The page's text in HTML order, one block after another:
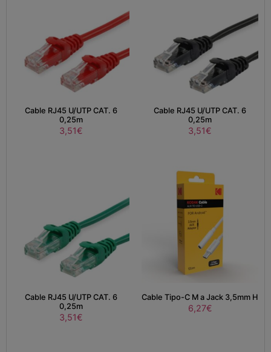
Cable RJ45 U/UTP CAT. 6
0,25m
3,51€
Cable RJ45 U/UTP CAT. 6
0,25m
3,51€
Cable RJ45 U/UTP CAT. 6
0,25m
3,51€
Cable Tipo-C M a Jack 3,5mm H
6,27€